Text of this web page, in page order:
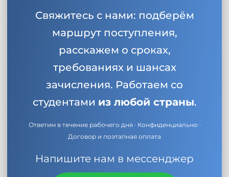
Свяжитесь с нами: подберём
маршрут поступления,
расскажем о сроках,
требованиях и шансах
зачисления. Работаем со
студентами из любой страны.
Ответим в течение рабочего дня · Конфиденциально ·
Договор и поэтапная оплата
Напишите нам в мессенджер